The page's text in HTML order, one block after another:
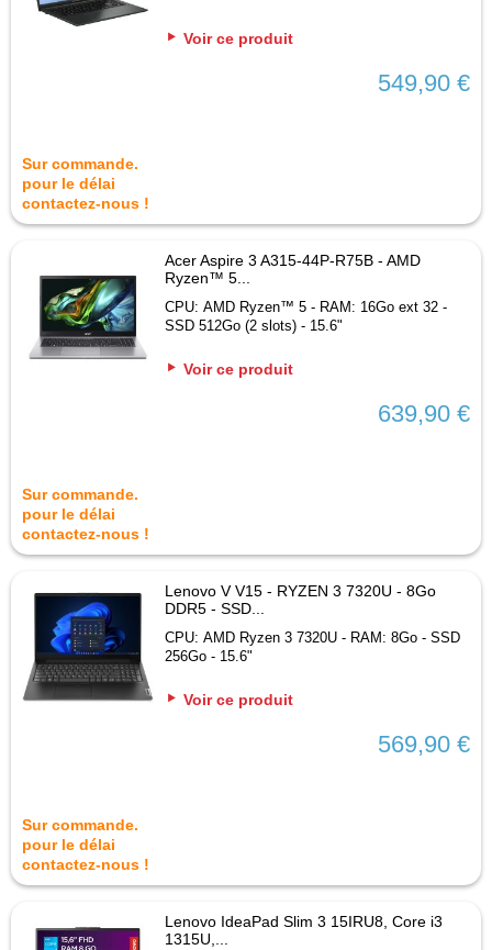
Voir ce produit
549,90 €
Sur commande.
pour le délai
contactez-nous !
Acer Aspire 3 A315-44P-R75B - AMD
Ryzen™ 5...
CPU: AMD Ryzen™ 5 - RAM: 16Go ext 32 -
SSD 512Go (2 slots) - 15.6"
Voir ce produit
639,90 €
Sur commande.
pour le délai
contactez-nous !
Lenovo V V15 - RYZEN 3 7320U - 8Go
DDR5 - SSD...
CPU: AMD Ryzen 3 7320U - RAM: 8Go - SSD
256Go - 15.6"
Voir ce produit
569,90 €
Sur commande.
pour le délai
contactez-nous !
Lenovo IdeaPad Slim 3 15IRU8, Core i3
1315U,...